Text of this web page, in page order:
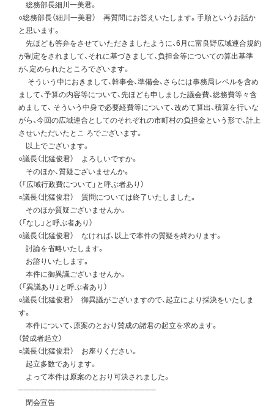
総務部長細川一美君。
○総務部長（細川一美君） 再質問にお答えいたします。手順というお話か
と思います。
先ほども答弁をさせていただきましたように、6月に富良野広域連合規約
が制定をされまして、それに基づきまして、負担金等についての算出基準
が、定められたところでざいます。
そういう中におきまして、幹事会、準備会、さらには事務局レベルを含め
まして、予算の内容等について、先ほども申しました議会費、総務費等々含
めまして、 そういう中身で必要経費等について、改めて算出、積算を行いな
がら、今回の広域連合としてのそれぞれの市町村の負担金という形で、計上
させいただいたとこ ろでございます。
以上でございます。
○議長（北猛俊君） よろしいですか。
そのほか、質疑ございませんか。
（「広域行政費について」と呼ぶ者あり）
○議長（北猛俊君） 質問については終了いたしました。
そのほか質疑ございませんか。
（「なし」と呼ぶ者あり）
○議長（北猛俊君） なければ、以上で本件の質疑を終わります。
討論を省略いたします。
お諮りいたします。
本件に御異議ございませんか。
（「異議あり」と呼ぶ者あり）
○議長（北猛俊君） 御異議がございますので、起立により採決をいたしま
す。
本件について、原案のとおり賛成の諸君の起立を求めます。
（賛成者起立）
○議長（北猛俊君） お座りください。
起立多数であります。
よって本件は原案のとおり可決されました。
─────────────────────────
閉会宣告